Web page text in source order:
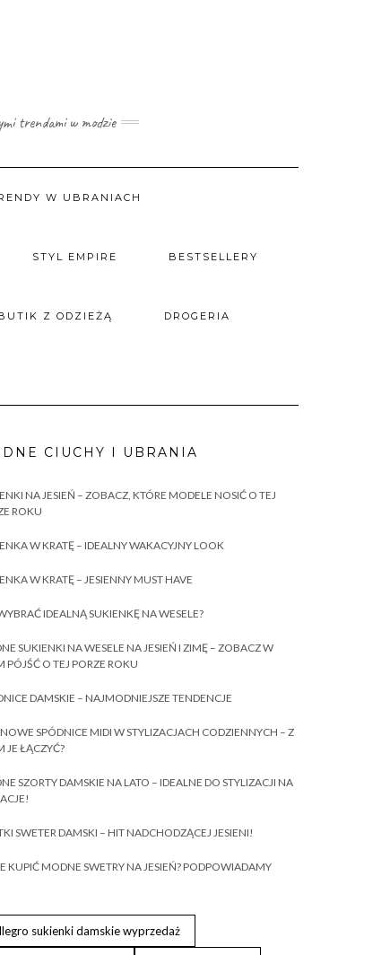
trendami w modzie
W UBRANIACH
STYL EMPIRE BESTSELLERY
Z ODZIEŻĄ DROGERIA
CIUCHY I UBRANIA
NA JESIEŃ – ZOBACZ, KTÓRE MODELE NOSIĆ O TEJ
ROKU
W KRATĘ – IDEALNY WAKACYJNY LOOK
W KRATĘ – JESIENNY MUST HAVE
IDEALNĄ SUKIENKĘ NA WESELE?
SUKIENKI NA WESELE NA JESIEŃ I ZIMĘ – ZOBACZ W
PÓJŚĆ O TEJ PORZE ROKU
DAMSKIE – NAJMODNIEJSZE TENDENCJE
SPÓDNICE MIDI W STYLIZACJACH CODZIENNYCH – Z
JE ŁĄCZYĆ?
SZORTY DAMSKIE NA LATO – IDEALNE DO STYLIZACJI NA
SWETER DAMSKI – HIT NADCHODZĄCEJ JESIENI!
KUPIĆ MODNE SWETRY NA JESIEŃ? PODPOWIADAMY
sukienki damskie wyprzedaż